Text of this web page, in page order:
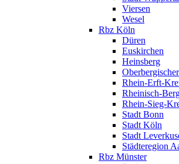
Viersen
Wesel
Rbz Köln
Düren
Euskirchen
Heinsberg
Rhein-Erft-
Rheinisch-
Rhein-Sieg-
Stadt Bonn
Stadt Köln
Stadt
Städteregion
Rbz Münster